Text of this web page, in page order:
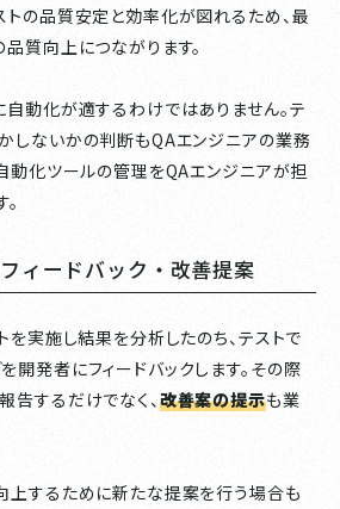
トの品質安定と効率化が図れるため、最
質向上につながります。
自動化が適するわけではありません。テ
しないかの判断もQAエンジニアの業務
動化ツールの管理をQAエンジニアが担
ィードバック・改善提案
を実施し結果を分析したのち、テストで
開発者にフィードバックします。その際
告するだけでなく、 改善案の提示も業
上するために新たな提案を行う場合も